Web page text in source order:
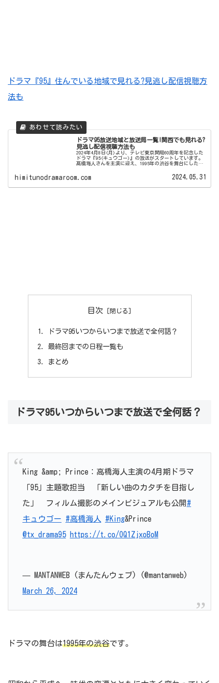
ドラマ『95』住んでいる地域で見れる?見逃し配信視聴方
法も
ドラマ95放送地域と放送局一覧!関西でも見れる?
見逃し配信視聴方法も
2024年4月8日(月)より、テレビ東京開局60周年を記念した
ドラマ『95(キュウゴー)』の放送がスタートしています。
髙橋海人さんを主演に迎え、1995年の渋谷を舞台にした刺
himitunodramaroom.com 2024.05.31
目次
ドラマ95いつからいつまで放送で全何話？
最終回までの日程一覧も
まとめ
ドラマ95いつからいつまで放送で全何話？
King &amp; Prince：高橋海人主演の4月期ドラマ
「95」主題歌担当 「新しい曲のカタチを目指し
た」 フィルム撮影のメインビジュアルも公開 #
キュウゴー
#高橋海人 #King&Prince
@tx_drama95
https://t.co/OQ1ZjxoBoM
— MANTANWEB (まんたんウェブ) (@mantanweb)
March 26, 2024
ドラマの舞台は1995年の渋谷です。